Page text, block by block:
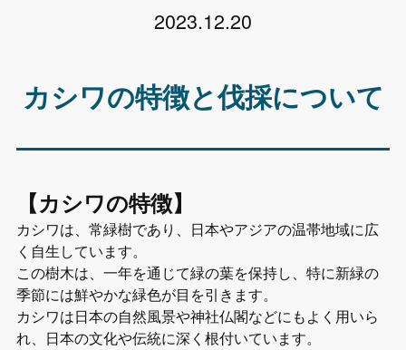
2023.12.20
カシワの特徴と伐採について
【カシワの特徴】
カシワは、常緑樹であり、日本やアジアの温帯地域に広
く自生しています。
この樹木は、一年を通じて緑の葉を保持し、特に新緑の
季節には鮮やかな緑色が目を引きます。
カシワは日本の自然風景や神社仏閣などにもよく用いら
れ、日本の文化や伝統に深く根付いています。